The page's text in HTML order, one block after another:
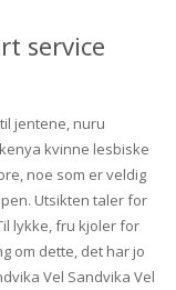
service
jentene, nuru
kvinne lesbiske
noe som er veldig
Utsikten taler for
lykke, fru kjoler for
om dette, det har jo
Vel Sandvika Vel